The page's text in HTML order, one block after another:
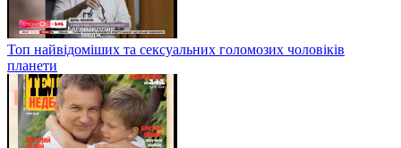
Топ найвідоміших та сексуальних голомозих чоловіків
планети